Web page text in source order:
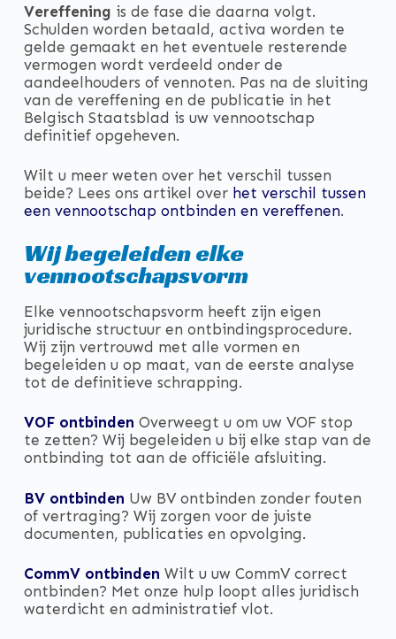
Vereffening is de fase die daarna volgt.
Schulden worden betaald, activa worden te
gelde gemaakt en het eventuele resterende
vermogen wordt verdeeld onder de
aandeelhouders of vennoten. Pas na de sluiting
van de vereffening en de publicatie in het
Belgisch Staatsblad is uw vennootschap
definitief opgeheven.
Wilt u meer weten over het verschil tussen
beide? Lees ons artikel over het verschil tussen
een vennootschap ontbinden en vereffenen.
Wij begeleiden elke
vennootschapsvorm
Elke vennootschapsvorm heeft zijn eigen
juridische structuur en ontbindingsprocedure.
Wij zijn vertrouwd met alle vormen en
begeleiden u op maat, van de eerste analyse
tot de definitieve schrapping.
VOF ontbinden Overweegt u om uw VOF stop
te zetten? Wij begeleiden u bij elke stap van de
ontbinding tot aan de officiële afsluiting.
BV ontbinden Uw BV ontbinden zonder fouten
of vertraging? Wij zorgen voor de juiste
documenten, publicaties en opvolging.
CommV ontbinden Wilt u uw CommV correct
ontbinden? Met onze hulp loopt alles juridisch
waterdicht en administratief vlot.